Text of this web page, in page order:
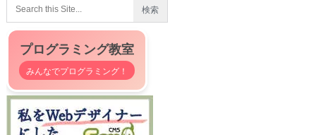
プログラミング教室
みんなでプログラミング！